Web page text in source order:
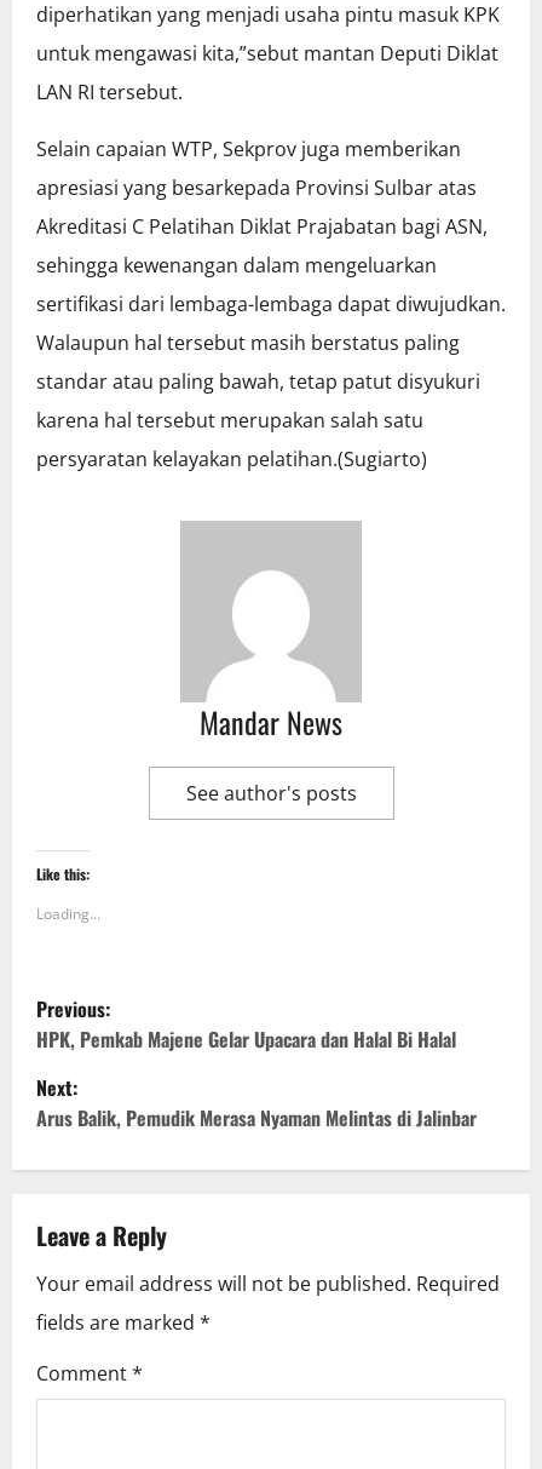
diperhatikan yang menjadi usaha pintu masuk KPK
untuk mengawasi kita,”sebut mantan Deputi Diklat
LAN RI tersebut.
Selain capaian WTP, Sekprov juga memberikan
apresiasi yang besarkepada Provinsi Sulbar atas
Akreditasi C Pelatihan Diklat Prajabatan bagi ASN,
sehingga kewenangan dalam mengeluarkan
sertifikasi dari lembaga-lembaga dapat diwujudkan.
Walaupun hal tersebut masih berstatus paling
standar atau paling bawah, tetap patut disyukuri
karena hal tersebut merupakan salah satu
persyaratan kelayakan pelatihan.(Sugiarto)
Mandar News
See author's posts
Like this:
Loading...
P
o
s
a
v
i
g
Previous:
HPK, Pemkab Majene Gelar Upacara dan Halal Bi Halal
Next:
Arus Balik, Pemudik Merasa Nyaman Melintas di Jalinbar
Leave a Reply
Your email address will not be published. Required
fields are marked *
Comment*